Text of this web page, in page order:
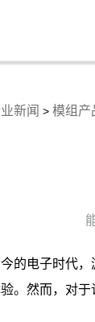
新闻 > 模组产
的电子时代
。然而，对